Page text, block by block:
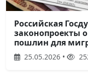
Российская
законопроекты
пошлин для
25.05.2026 •